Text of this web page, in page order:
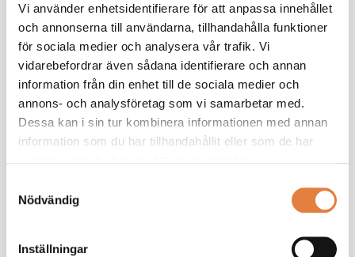
Vi använder enhetsidentifierare för att anpassa innehållet
och annonserna till användarna, tillhandahålla funktioner
för sociala medier och analysera vår trafik. Vi
vidarebefordrar även sådana identifierare och annan
information från din enhet till de sociala medier och
annons- och analysföretag som vi samarbetar med.
Dessa kan i sin tur kombinera informationen med annan
information som du har tillhandahållit eller som de har
Nödvändig
Inställningar
Integritet och GDPR
Ledighet